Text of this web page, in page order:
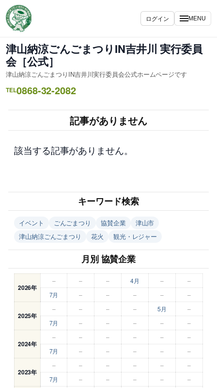
容
を
ス
キ
ッ
プ
ログイン MENU
津山納涼ごんごまつりIN吉井川 実行委員
会［公式］
津山納涼ごんごまつりIN吉井川実行委員会公式ホームページです
TEL0868-32-2082
記事がありません
該当する記事がありません。
キーワード検索
イベント ごんごまつり 協賛企業
津山市
津山納涼ごんごまつり
花火 観光・レジャー
月別 協賛企業
2026年
– – – 4月 –
–
7月
– – – – –
2025年
– – – – 5月
–
7月
– – – – –
2024年
– – – – –
–
7月
– – – – –
2023年
– – – – –
–
7月
– – – – –